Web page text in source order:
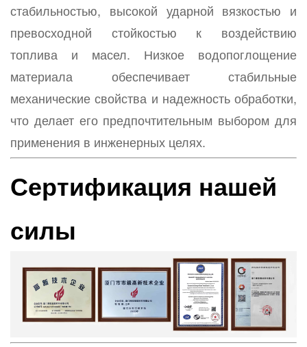
стабильностью, высокой ударной вязкостью и
превосходной стойкостью к воздействию
топлива и масел. Низкое водопоглощение
материала обеспечивает стабильные
механические свойства и надежность обработки,
что делает его предпочтительным выбором для
применения в инженерных целях.
Сертификация нашей
силы